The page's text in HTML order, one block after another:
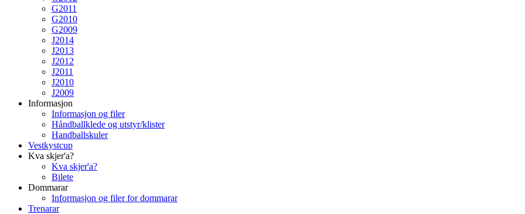
G2011
G2010
G2009
J2014
J2013
J2012
J2011
J2010
J2009
Informasjon
Informasjon og filer
Håndballklede og utstyr/klister
Handballskuler
Vestkystcup
Kva skjer'a?
Kva skjer'a?
Bilete
Dommarar
Informasjon og filer for dommarar
Trenarar